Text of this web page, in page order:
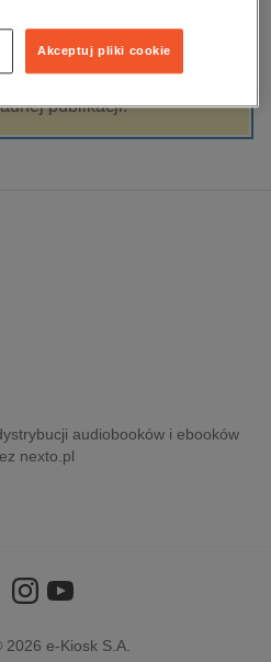
technologie, informatyka
Filtrowanie
publikacji.
audiobooków i ebooków
nexto.pl
2026 e-Kiosk S.A.
Akceptuj pliki cookie